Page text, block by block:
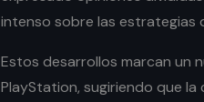
intenso sobre las estrategias
Estos desarrollos marcan un
PlayStation, sugiriendo que